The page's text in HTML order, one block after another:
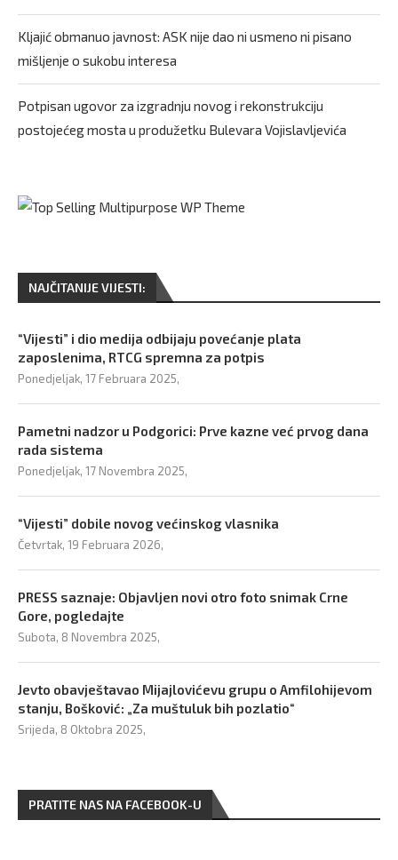
Kljajić obmanuo javnost: ASK nije dao ni usmeno ni pisano
mišljenje o sukobu interesa
Potpisan ugovor za izgradnju novog i rekonstrukciju
postojećeg mosta u produžetku Bulevara Vojislavljevića
NAJČITANIJE VIJESTI:
“Vijesti” i dio medija odbijaju povećanje plata
zaposlenima, RTCG spremna za potpis
Ponedjeljak, 17 Februara 2025,
Pametni nadzor u Podgorici: Prve kazne već prvog dana
rada sistema
Ponedjeljak, 17 Novembra 2025,
“Vijesti” dobile novog većinskog vlasnika
Četvrtak, 19 Februara 2026,
PRESS saznaje: Objavljen novi otro foto snimak Crne
Gore, pogledajte
Subota, 8 Novembra 2025,
Jevto obavještavao Mijajlovićevu grupu o Amfilohijevom
stanju, Bošković: „Za muštuluk bih pozlatio“
Srijeda, 8 Oktobra 2025,
PRATITE NAS NA FACEBOOK-U